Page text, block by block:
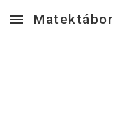
Skip to main content
Matektábor